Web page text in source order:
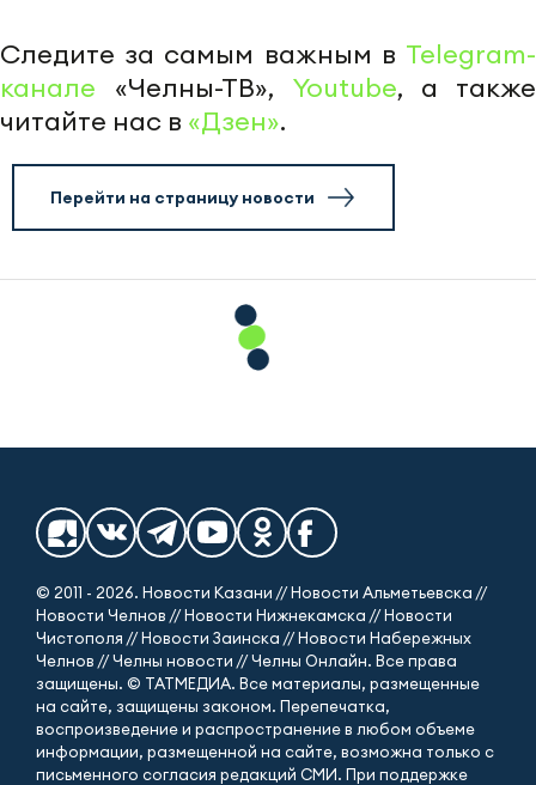
Следите за самым важным в Telegram-
канале «Челны-ТВ», Youtube, а также
читайте нас в «Дзен».
Перейти на страницу новости
© 2011 - 2026. Новости Казани // Новости Альметьевска //
Новости Челнов // Новости Нижнекамска // Новости
Чистополя // Новости Заинска // Новости Набережных
Челнов // Челны новости // Челны Онлайн. Все права
защищены. © ТАТМЕДИА. Все материалы, размещенные
на сайте, защищены законом. Перепечатка,
воспроизведение и распространение в любом объеме
информации, размещенной на сайте, возможна только с
письменного согласия редакций СМИ. При поддержке